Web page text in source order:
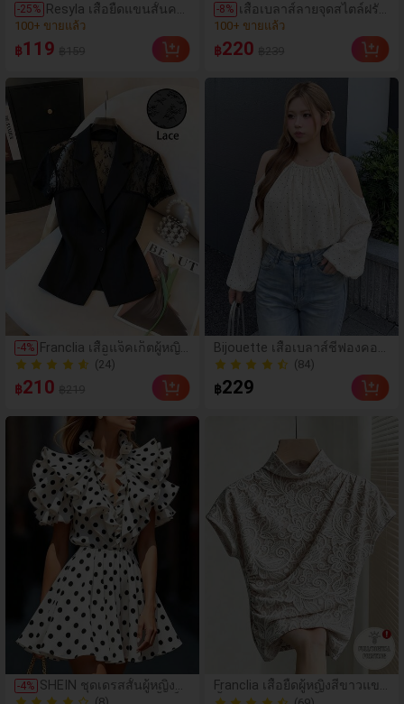
-25% Resyla เสื้อยืดแขนสั้นคอ
กลมพิมพ์ลายจุดลำลองสำ
หรับผู้หญิง, ฤดูร้อน
100+ ขายแล้ว
100+ ขายแล้ว
฿119
-4% Franclia เสื้อแจ็คเก็ตผู้หญิง
ใหม่ปกคอเสื้อสีตัดกันลูกไม้
หรูหรากระดุม เสื้อผู้หญิงหรู
หราสไตล์ทางการสำหรับเดิ
งใหม่ เสื้อแจ็คเก็ตลูกไม้ผู้ห
ญิงขายดี เสื้อนอกผู้หญิงให
ม่
(24)
฿210
-4% SHEIN ชุดเดรสสั้นผู้หญิงลา
ยจุดสีดำและขาว คอตั้งเล็ก
-8% เสื้อเบลาส์ลายจุดสไตล์ฝรั่งเ
ศสฤดูใบไม้ร่วง, ทรงเข้ารูป,
แขนยาวคอวี, สไตล์ใหม่ฤดู
ใบไม้ผลิ, ป้องกันแสงแดด, ใ
100+ ขายแล้ว
100+ ขายแล้ว
฿220
Bijouette เสื้อเบลาส์ชีฟองคอค
ล้องคอสำหรับผู้หญิงไซส์ใหญ่ แ
ฟชั่นลำลองหรูหราโรแมนติก รุ่
นลิมิเต็ดฤดูซากุระ ลายจุด คอค
ผู้หญิงสีดำ และเสื้อผู้หญิงลายจุด
(84)
100+ ขายแล้ว
100+ ขายแล้ว
฿229
Franclia เสื้อยืดผู้หญิงสีขาวแขน
สั้นทรงเข้ารูปจีบสีพื้นสไตล์ลำล
(69)